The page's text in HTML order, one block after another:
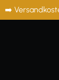
➡️